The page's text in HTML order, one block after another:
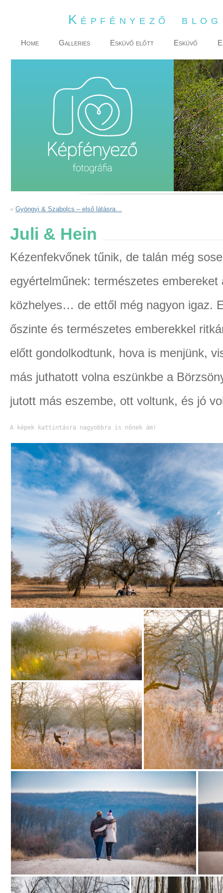
Képfényező
Home Galleries Esküvő előtt Esküvő
« Gyöngyi & Szabolcs – első látásra…
Juli & Hein
Kézenfekvőnek tűnik, de talán még
egyértelműnek: természetes
közhelyes… de ettől még nagyon igaz.
őszinte és természetes emberekkel
előtt gondolkodtunk, hova is menjünk,
más juthatott volna eszünkbe a
jutott más eszembe, ott voltunk, és jó
A képek kattintásra nagyobbra is nőnek ám!